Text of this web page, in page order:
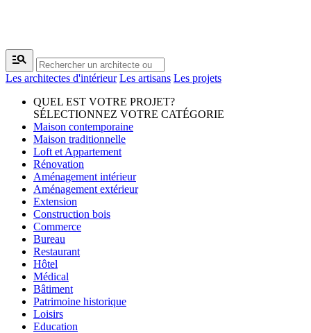
manage_search
Les architectes d'intérieur Les artisans Les projets
QUEL EST VOTRE PROJET?
SÉLECTIONNEZ VOTRE CATÉGORIE
Maison contemporaine
Maison traditionnelle
Loft et Appartement
Rénovation
Aménagement intérieur
Aménagement extérieur
Extension
Construction bois
Commerce
Bureau
Restaurant
Hôtel
Médical
Bâtiment
Patrimoine historique
Loisirs
Education